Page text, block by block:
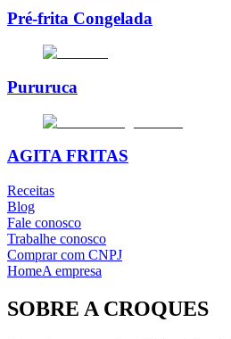
Pré-frita Congelada
Pururuca
AGITA FRITAS
Receitas
Blog
Fale conosco
Trabalhe conosco
Comprar com CNPJ
HomeA empresa
SOBRE A CROQUES